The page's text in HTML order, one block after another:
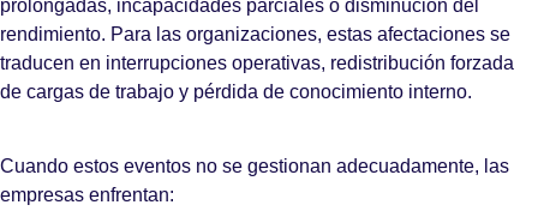
prolongadas, incapacidades parciales o disminución del
rendimiento. Para las organizaciones, estas afectaciones se
traducen en interrupciones operativas, redistribución forzada
de cargas de trabajo y pérdida de conocimiento interno.
Cuando estos eventos no se gestionan adecuadamente, las
empresas enfrentan: